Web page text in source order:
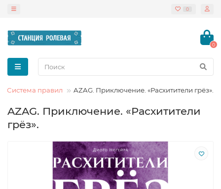
0
0
Система правил AZAG. Приключение. «Расхитители грёз».
AZAG. Приключение. «Расхитители
грёз».